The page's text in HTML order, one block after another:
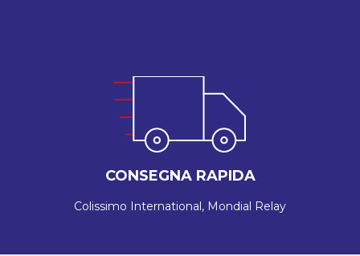
CONSEGNA RAPIDA
Colissimo International, Mondial Relay